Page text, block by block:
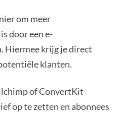
om meer
door een e-
Hiermee krijg je direct
klanten.
of ConvertKit
op te zetten en abonnees